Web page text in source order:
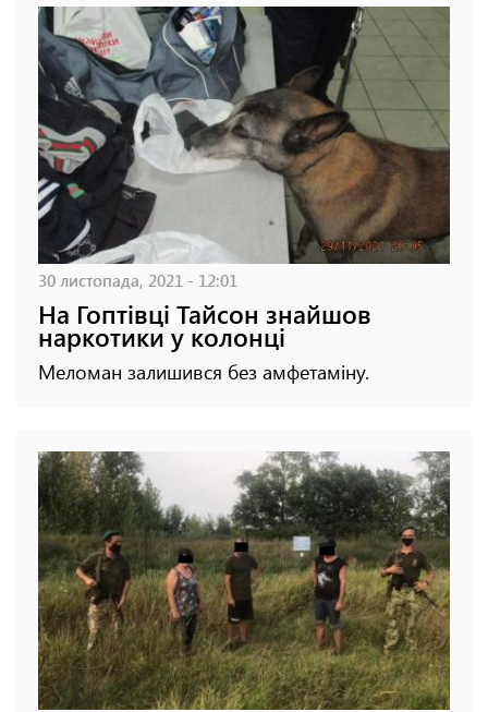
30 листопада, 2021 - 12:01
На Гоптівці Тайсон знайшов
наркотики у колонці
Меломан залишився без амфетаміну.